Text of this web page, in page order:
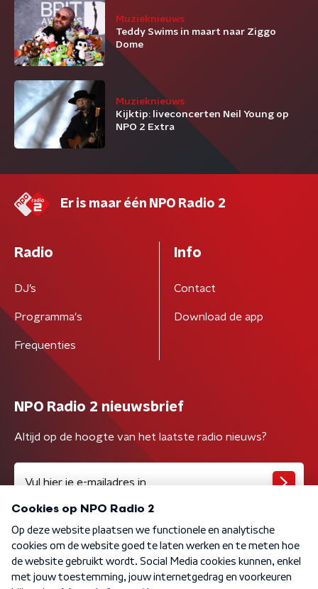
Muzieknieuws
Teddy Swims in maart naar Ziggo
Dome
Muzieknieuws
Kijktip: liveconcerten Neil Young op
NPO 2 Extra
Er is maar één NPO Radio 2
Radio
DJ’s
Programma's
Frequenties
Info
Contact
Download de app
NPO Radio 2 nieuwsbrief
Altijd op de hoogte van het laatste radio nieuws?
Algemene voorwaarden